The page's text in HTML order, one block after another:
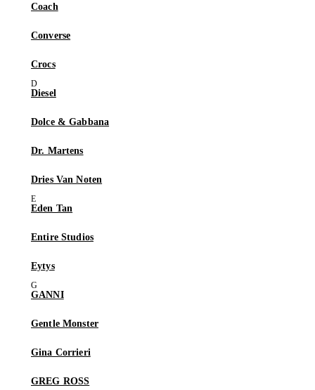
Coach
Converse
Crocs
Diesel
Dolce & Gabbana
Dr. Martens
Dries Van Noten
Eden Tan
Entire Studios
Eytys
GANNI
Gentle Monster
Gina Corrieri
GREG ROSS